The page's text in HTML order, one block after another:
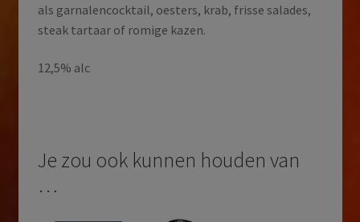
als garnalencocktail, oesters, krab, frisse salades,
steak tartaar of romige kazen.
12,5% alc
Je zou ook kunnen houden van
…